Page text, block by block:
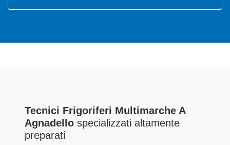
Tecnici Frigoriferi Multimarche A
Agnadello specializzati altamente
preparati